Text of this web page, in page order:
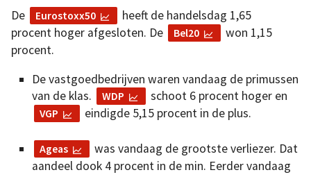
De Eurostoxx50
heeft de handelsdag 1,65
procent hoger afgesloten. De
Bel20
won 1,15
procent.
De vastgoedbedrijven waren vandaag de primussen
van de klas.
WDP schoot 6 procent hoger en
VGP eindigde 5,15 procent in de plus.
Ageas
was vandaag de grootste verliezer. Dat
aandeel dook 4 procent in de min. Eerder vandaag